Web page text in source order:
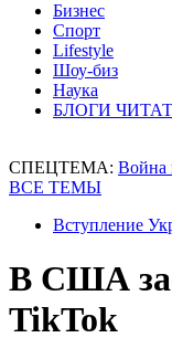
Бизнес
Спорт
Lifestyle
Шоу-биз
Наука
БЛОГИ
СПЕЦТЕМА: Война
ВСЕ ТЕМЫ
Вступление
В США
TikTok